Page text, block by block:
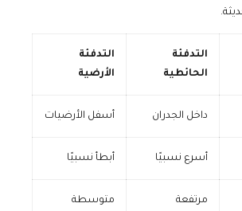
التدفئة
الحائطية
التدفئة
الأرضية
داخل الجدران أسفل الأرضيات
أسرع نسبيًا أبطأ نسبيًا
مرتفعة متوسطة